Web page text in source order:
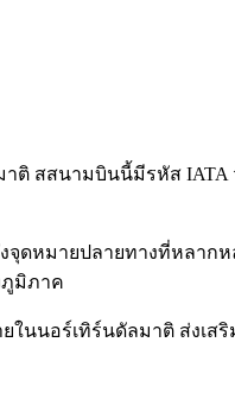
สสนามบินนี้มีรหัส IATA
จุดหมายปลายทางที่หลา
ภูมิภาค
นนอร์เทิร์นดัลมาติ ส่งเส